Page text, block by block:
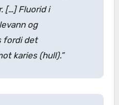
[…] Fluorid i
og
fordi det
karies (hull).”